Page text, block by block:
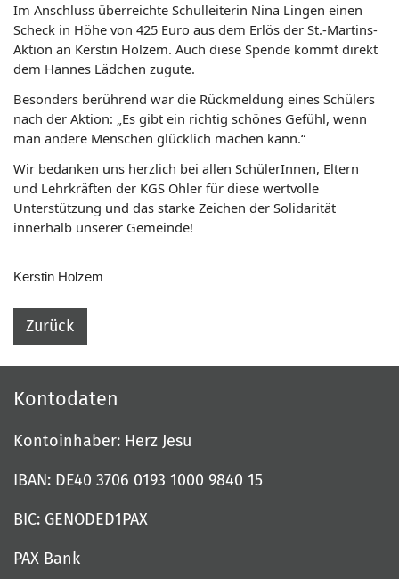
Im Anschluss überreichte Schulleiterin Nina Lingen einen
Scheck in Höhe von 425 Euro aus dem Erlös der St.-Martins-
Aktion an Kerstin Holzem. Auch diese Spende kommt direkt
dem Hannes Lädchen zugute.
Besonders berührend war die Rückmeldung eines Schülers
nach der Aktion: „Es gibt ein richtig schönes Gefühl, wenn
man andere Menschen glücklich machen kann.“
Wir bedanken uns herzlich bei allen SchülerInnen, Eltern
und Lehrkräften der KGS Ohler für diese wertvolle
Unterstützung und das starke Zeichen der Solidarität
innerhalb unserer Gemeinde!
Kerstin Holzem
Zurück
Kontodaten
Kontoinhaber: Herz Jesu
IBAN: DE40 3706 0193 1000 9840 15
BIC: GENODED1PAX
PAX Bank